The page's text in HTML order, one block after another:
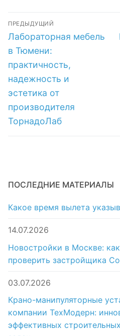
интернет-
магазине
Навигация
по
записям
ПРЕДЫДУЩИЙ
Предыдущая
запись:
Лабораторная мебель
в Тюмени:
практичность,
надежность и
эстетика от
производителя
ТорнадоЛаб
ПОСЛЕДНИЕ МАТЕРИАЛЫ
Какое время вылета
14.07.2026
Новостройки в Москве:
проверить застройщика
03.07.2026
Крано-манипуляторные
компании ТехМодерн:
эффективных